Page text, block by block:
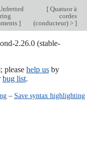
]
[Quatuor à
cordes
(conducteur) > ]
2.26.0 (stable-
please help usby
bug list.
– Save syntax highlighting